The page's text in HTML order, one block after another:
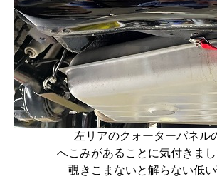
左リアのクォーターパネル
へこみがあることに気付きまし
覗きこまないと解らない低